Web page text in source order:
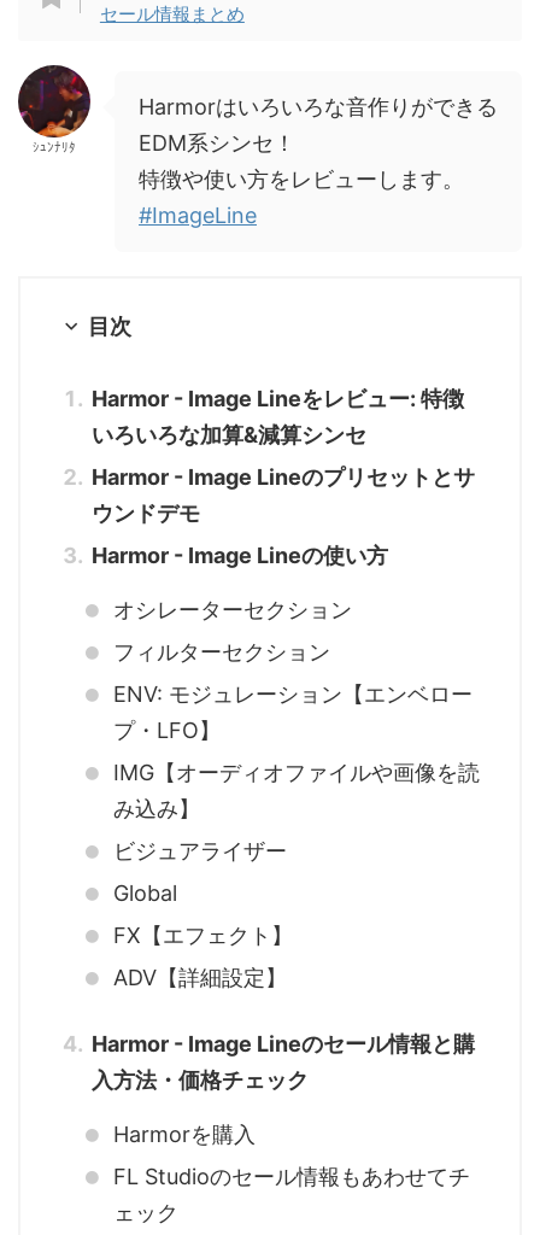
セール情報まとめ
ｼｭﾝﾅﾘﾀ
Harmorはいろいろな音作りができる
EDM系シンセ！
特徴や使い方をレビューします。
#ImageLine
目次
Harmor - Image Lineをレビュー: 特徴
いろいろな加算&減算シンセ
Harmor - Image Lineのプリセットとサ
ウンドデモ
Harmor - Image Lineの使い方
オシレーターセクション
フィルターセクション
ENV: モジュレーション【エンベロー
プ・LFO】
IMG【オーディオファイルや画像を読
み込み】
ビジュアライザー
Global
FX【エフェクト】
ADV【詳細設定】
Harmor - Image Lineのセール情報と購
入方法・価格チェック
Harmorを購入
FL Studioのセール情報もあわせてチ
ェック